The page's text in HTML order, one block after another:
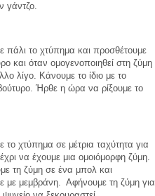
γάντζο.
πάλι το χτύπημα και προσθέτουμε
και όταν ομογενοποιηθεί στη ζύμη
λίγο. Κάνουμε το ίδιο με το
Ήρθε η ώρα να ρίξουμε το
το χτύπημα σε μέτρια ταχύτητα για
να έχουμε μια ομοιόμορφη ζύμη.
τη ζύμη σε ένα μπολ και
με μεμβράνη. Αφήνουμε τη ζύμη για